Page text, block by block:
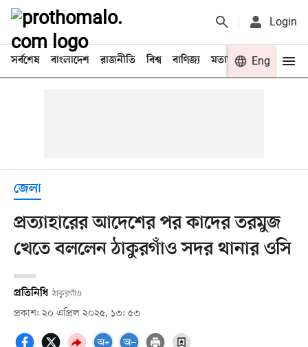
Login
সর্বশেষ বাংলাদেশ রাজনীতি বিশ্ব বাণিজ্য মতামত খেলা
Eng
জেলা
প্রত্যাহারের আদেশের পর কাদের তরমুজ
খেতে বললেন ঠাকুরগাঁও সদর থানার ওসি
প্রতিনিধি ঠাকুরগাঁও
প্রকাশ: ২০ এপ্রিল ২০২৫, ১৩: ৫৩